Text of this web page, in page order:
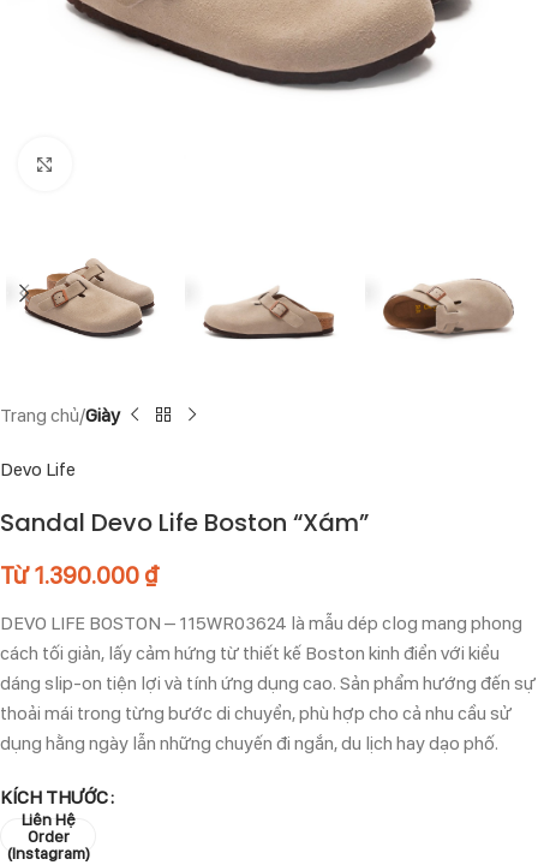
Trang chủ Giày
Devo Life
Sandal Devo Life Boston “Xám”
Từ1.390.000 ₫
DEVO LIFE BOSTON – 115WR03624 là mẫu dép clog mang phong
cách tối giản, lấy cảm hứng từ thiết kế Boston kinh điển với kiểu
dáng slip-on tiện lợi và tính ứng dụng cao. Sản phẩm hướng đến sự
thoải mái trong từng bước di chuyển, phù hợp cho cả nhu cầu sử
dụng hằng ngày lẫn những chuyến đi ngắn, du lịch hay dạo phố.
KÍCH THƯỚC
Liên Hệ
Order
(Instagram)